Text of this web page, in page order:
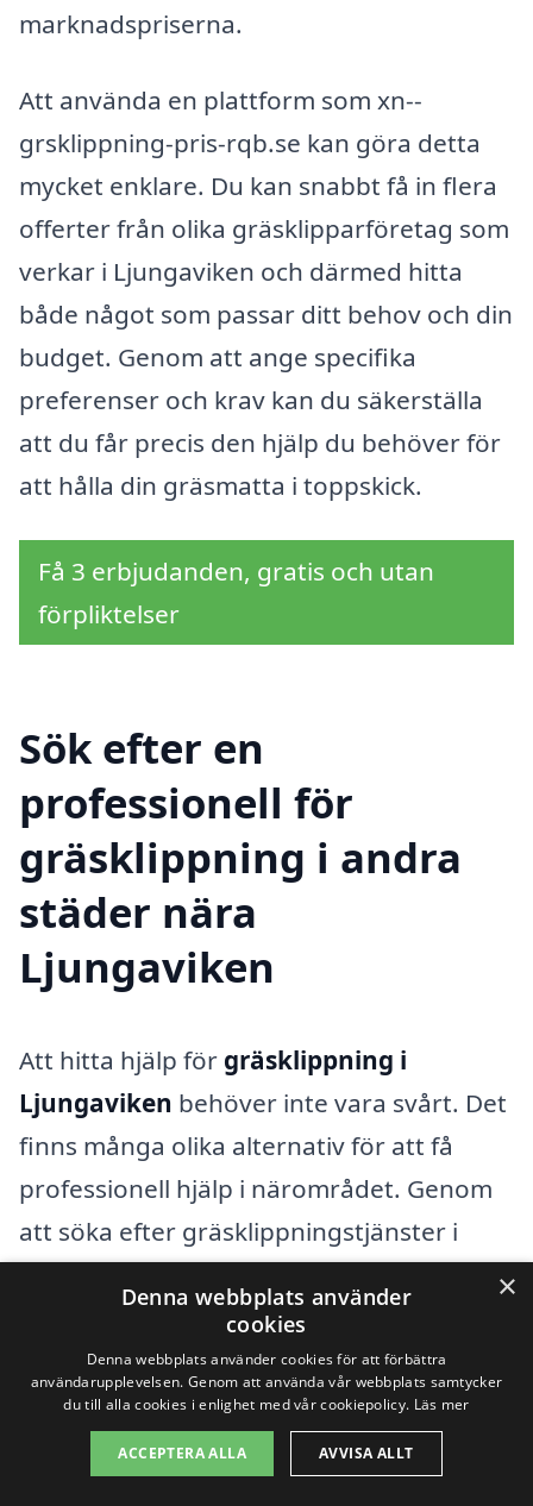
marknadspriserna.
Att använda en plattform som xn--
grsklippning-pris-rqb.se kan göra detta
mycket enklare. Du kan snabbt få in flera
offerter från olika gräsklipparföretag som
verkar i Ljungaviken och därmed hitta
både något som passar ditt behov och din
budget. Genom att ange specifika
preferenser och krav kan du säkerställa
att du får precis den hjälp du behöver för
att hålla din gräsmatta i toppskick.
Få 3 erbjudanden, gratis och utan
förpliktelser
Sök efter en
professionell för
gräsklippning i andra
städer nära
Ljungaviken
Att hitta hjälp för gräsklippning i
Ljungaviken behöver inte vara svårt. Det
finns många olika alternativ för att få
professionell hjälp i närområdet. Genom
att söka efter gräsklippningstjänster i
närliggande städer kan du enkelt jämföra
priser och kvaliteter. Här är några
områden där du kan hitta kompetenta
företag för gräsklippning:
Sölvesborg
×
Denna webbplats använder
cookies
Denna webbplats använder cookies för att förbättra
användarupplevelsen. Genom att använda vår webbplats samtycker
du till alla cookies i enlighet med vår cookiepolicy. Läs mer
ACCEPTERA ALLA AVVISA ALLT